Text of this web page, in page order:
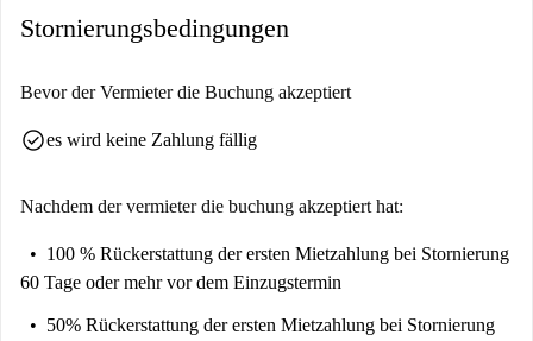
Stornierungsbedingungen
Bevor der Vermieter die Buchung akzeptiert
check_circlees wird keine Zahlung fällig
Nachdem der vermieter die buchung akzeptiert hat:
100 % Rückerstattung der ersten Mietzahlung bei Stornierung
60 Tage oder mehr vor dem Einzugstermin
50% Rückerstattung der ersten Mietzahlung bei Stornierung